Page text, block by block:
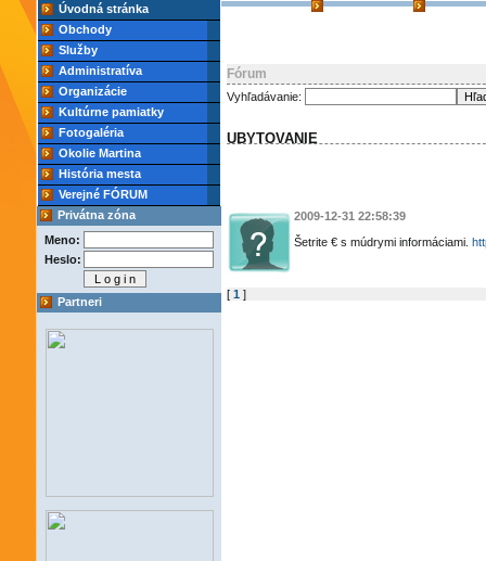
Úvodná stránka
Obchody
Služby
Administratíva
Organizácie
Kultúrne pamiatky
Fotogaléria
Okolie Martina
História mesta
Verejné FÓRUM
Privátna zóna
Meno:
Heslo:
Partneri
Fórum
Vyhľadávanie:
UBYTOVANIE
2009-12-31 22:58:39
Šetrite € s múdrymi informáciami.
[ 1 ]